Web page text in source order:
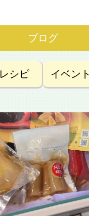
ブログ
レシピ イベント